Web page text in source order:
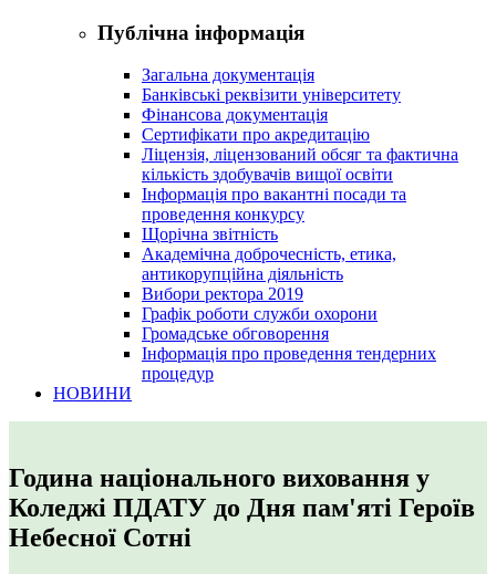
Публічна інформація
Загальна документація
Банківські реквізити університету
Фінансова документація
Сертифікати про акредитацію
Ліцензія, ліцензований обсяг та фактична
кількість здобувачів вищої освіти
Інформація про вакантні посади та
проведення конкурсу
Щорічна звітність
Академічна доброчесність, етика,
антикорупційна діяльність
Вибори ректора 2019
Графік роботи служби охорони
Громадське обговорення
Інформація про проведення тендерних
процедур
НОВИНИ
Година національного виховання у
Коледжі ПДАТУ до Дня пам'яті Героїв
Небесної Сотні